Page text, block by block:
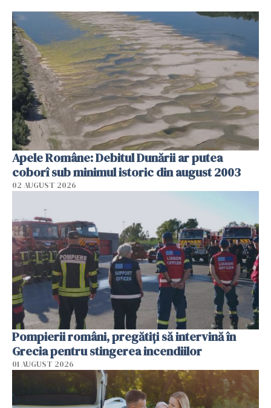
Apele Române: Debitul Dunării ar putea
coborî sub minimul istoric din august 2003
02 AUGUST 2026
Pompierii români, pregătiţi să intervină în
Grecia pentru stingerea incendiilor
01 AUGUST 2026